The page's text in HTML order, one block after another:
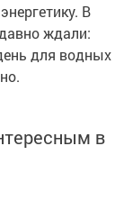
В
ждали:
для водных
в